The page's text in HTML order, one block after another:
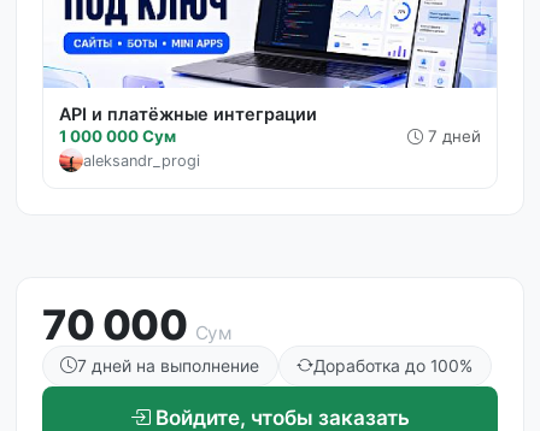
API и платёжные интеграции
1 000 000 Сум 7 дней
aleksandr_progi
70 000 Сум
7 дней на выполнение Доработка до 100%
Войдите, чтобы заказать